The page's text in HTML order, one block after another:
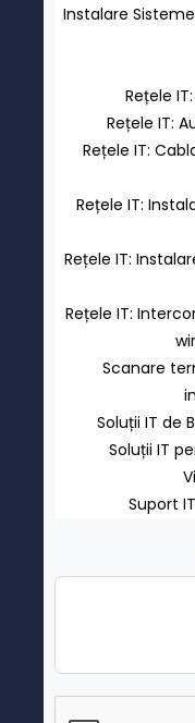
Instalare
Rețele
Rețele IT:
Rețele IT:
Rețele IT:
Rețele IT:
Rețele IT:
Scanare
Soluții IT de
Soluții IT
Suport